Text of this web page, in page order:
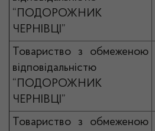
“ПОДОРОЖНИК
ЧЕРНІВЦІ”
Товариство з обмеженою
відповідальністю
“ПОДОРОЖНИК
ЧЕРНІВЦІ”
Товариство з обмеженою